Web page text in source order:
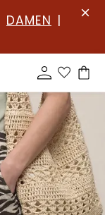
DAMEN |